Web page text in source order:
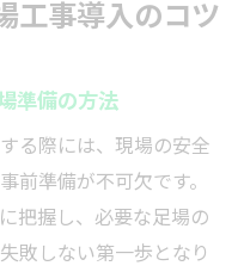
工事導入のコツ
準備の方法
る際には、現場の安全
前準備が不可欠です。
把握し、必要な足場の
敗しない第一歩となり